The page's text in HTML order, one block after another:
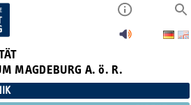
MAGDEBURG A. ö. R.